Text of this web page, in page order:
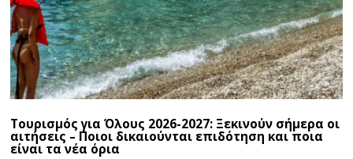
Τουρισμός για Όλους 2026-2027: Ξεκινούν σήμερα οι
αιτήσεις – Ποιοι δικαιούνται επιδότηση και ποια
είναι τα νέα όρια